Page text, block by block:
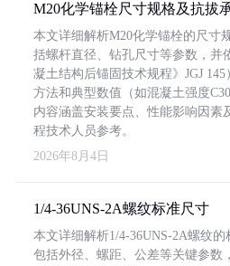
M20化学锚栓尺寸规格及抗拔
本文详细解析M20化学锚栓的尺寸
括螺杆直径、钻孔尺寸等参数，并
凝土结构后锚固技术规程》JGJ
方法和典型数值（如混凝土强度
内容涵盖安装要点、性能影响因素
程技术人员参考。
2026年8月4日
1/4-36UNS-2A螺纹标准尺寸
本文详细解析1/4-36UNS-2A螺纹的
包括外径、螺距、公差等关键参数